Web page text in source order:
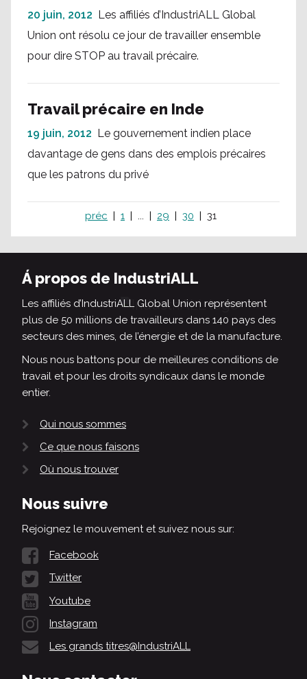
20 juin, 2012 Les affiliés d’IndustriALL Global
Union ont résolu ce jour de travailler ensemble
pour dire STOP au travail précaire.
Travail précaire en Inde
19 juin, 2012 Le gouvernement indien place
davantage de gens dans des emplois précaires
que les patrons du privé
préc 1 ... 29 30 31
Á propos de IndustriALL
Les affiliés d’IndustriALL Global Union représentent
plus de 50 millions de travailleurs dans 140 pays des
secteurs des mines, de l’énergie et de la manufacture.
Nous nous battons pour de meilleures conditions de
travail et pour les droits syndicaux dans le monde
entier.
Qui nous sommes
Ce que nous faisons
Où nous trouver
Nous suivre
Rejoignez le mouvement et suivez nous sur:
Facebook
Twitter
Youtube
Instagram
Les grands titres@IndustriALL